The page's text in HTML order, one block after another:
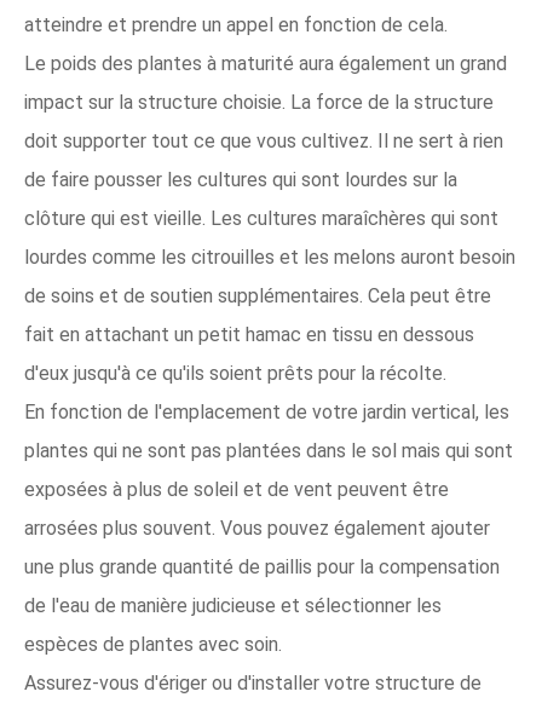
atteindre et prendre un appel en fonction de cela.
Le poids des plantes à maturité aura également un grand
impact sur la structure choisie. La force de la structure
doit supporter tout ce que vous cultivez. Il ne sert à rien
de faire pousser les cultures qui sont lourdes sur la
clôture qui est vieille. Les cultures maraîchères qui sont
lourdes comme les citrouilles et les melons auront besoin
de soins et de soutien supplémentaires. Cela peut être
fait en attachant un petit hamac en tissu en dessous
d'eux jusqu'à ce qu'ils soient prêts pour la récolte.
En fonction de l'emplacement de votre jardin vertical, les
plantes qui ne sont pas plantées dans le sol mais qui sont
exposées à plus de soleil et de vent peuvent être
arrosées plus souvent. Vous pouvez également ajouter
une plus grande quantité de paillis pour la compensation
de l'eau de manière judicieuse et sélectionner les
espèces de plantes avec soin.
Assurez-vous d'ériger ou d'installer votre structure de